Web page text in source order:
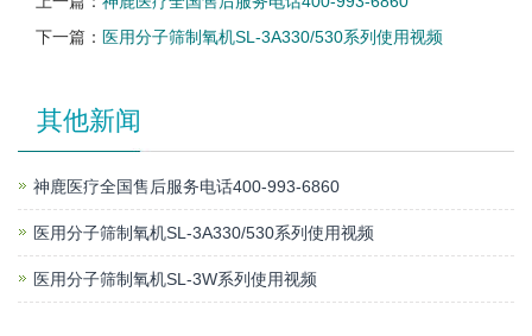
下一篇： 医用分子筛制氧机SL-3A330/530系列使用视频
其他新闻
神鹿医疗全国售后服务电话400-993-6860
医用分子筛制氧机SL-3A330/530系列使用视频
医用分子筛制氧机SL-3W系列使用视频